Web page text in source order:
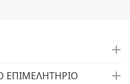
ΕΠΙΜΕΛΗΤΗΡΙΟ